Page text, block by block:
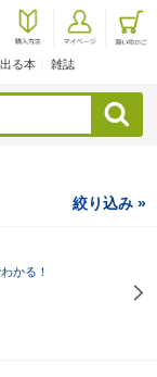
る本 雑誌
検索
絞り込み »
かる！